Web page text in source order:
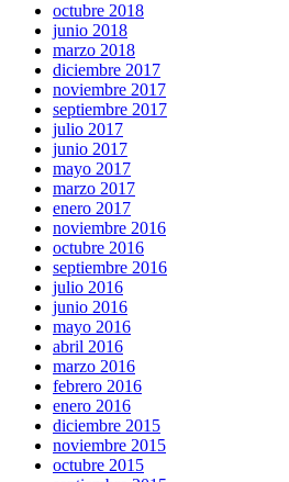
octubre 2018
junio 2018
marzo 2018
diciembre 2017
noviembre 2017
septiembre 2017
julio 2017
junio 2017
mayo 2017
marzo 2017
enero 2017
noviembre 2016
octubre 2016
septiembre 2016
julio 2016
junio 2016
mayo 2016
abril 2016
marzo 2016
febrero 2016
enero 2016
diciembre 2015
noviembre 2015
octubre 2015